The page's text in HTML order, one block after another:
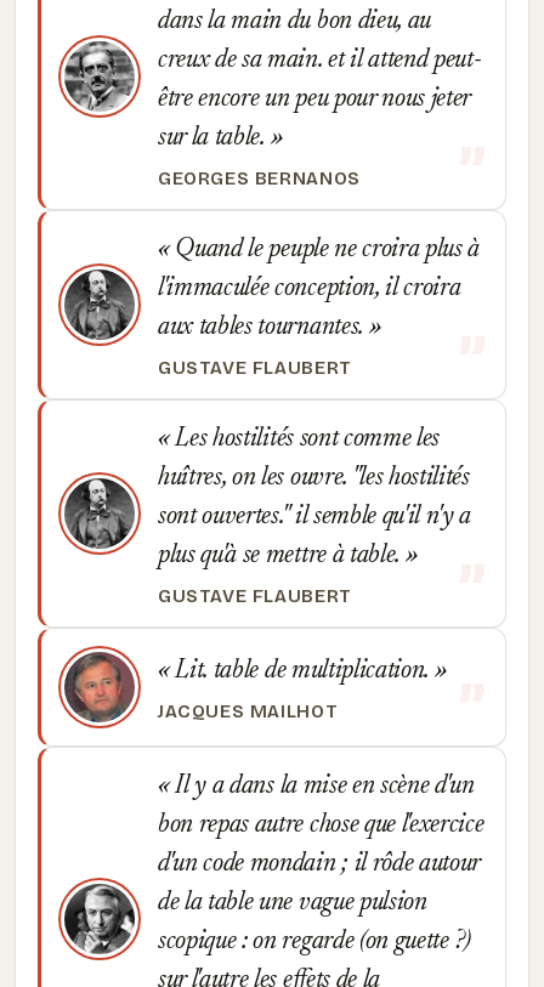
dans la main du bon dieu, au
creux de sa main. et il attend peut-
être encore un peu pour nous jeter
sur la table.
GEORGES BERNANOS
Quand le peuple ne croira plus à
l'immaculée conception, il croira
aux tables tournantes.
GUSTAVE FLAUBERT
Les hostilités sont comme les
huîtres, on les ouvre. "les hostilités
sont ouvertes." il semble qu'il n'y a
plus qu'à se mettre à table.
GUSTAVE FLAUBERT
Lit. table de multiplication.
JACQUES MAILHOT
Il y a dans la mise en scène d'un
bon repas autre chose que l'exercice
d'un code mondain ; il rôde autour
de la table une vague pulsion
scopique : on regarde (on guette ?)
sur l'autre les effets de la